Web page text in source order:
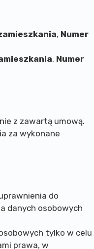
, Numer
, Numer
z zawartą umową.
za wykonane
do
danych osobowych
tylko w celu
prawa, w